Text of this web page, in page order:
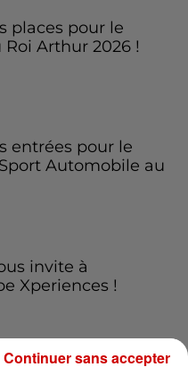
places pour le
Roi Arthur 2026 !
entrées pour le
Automobile au
invite à
Xperiences !
Continuer sans accepter